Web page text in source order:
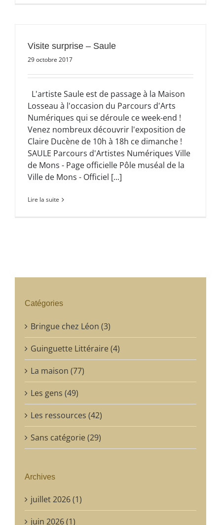
Visite surprise – Saule
29 octobre 2017
L'artiste Saule est de passage à la Maison
Losseau à l'occasion du Parcours d'Arts
Numériques qui se déroule ce week-end !
Venez nombreux découvrir l'exposition de
Claire Ducène de 10h à 18h ce dimanche !
SAULE Parcours d'Artistes Numériques Ville
de Mons - Page officielle Pôle muséal de la
Ville de Mons - Officiel [...]
Lire la suite
Catégories
Bringue chez Léon (3)
Guinguette Littéraire (4)
La maison (77)
Les gens (49)
Les ressources (42)
Sans catégorie (29)
Archives
juillet 2026 (1)
juin 2026 (1)